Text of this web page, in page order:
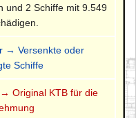
und 2 Schiffe mit 9.549
→ Versenkte oder
Schiffe
Original KTB für die